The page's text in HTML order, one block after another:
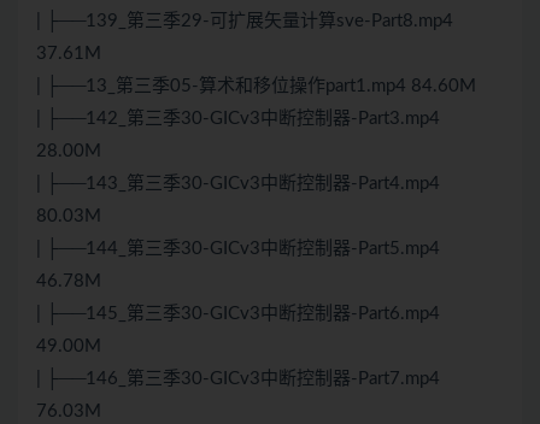
| ├──139_第三季29-可扩展矢量计算sve-Part8.mp4
37.61M
| ├──13_第三季05-算术和移位操作part1.mp4 84.60M
| ├──142_第三季30-GICv3中断控制器-Part3.mp4
28.00M
| ├──143_第三季30-GICv3中断控制器-Part4.mp4
80.03M
| ├──144_第三季30-GICv3中断控制器-Part5.mp4
46.78M
| ├──145_第三季30-GICv3中断控制器-Part6.mp4
49.00M
| ├──146_第三季30-GICv3中断控制器-Part7.mp4
76.03M